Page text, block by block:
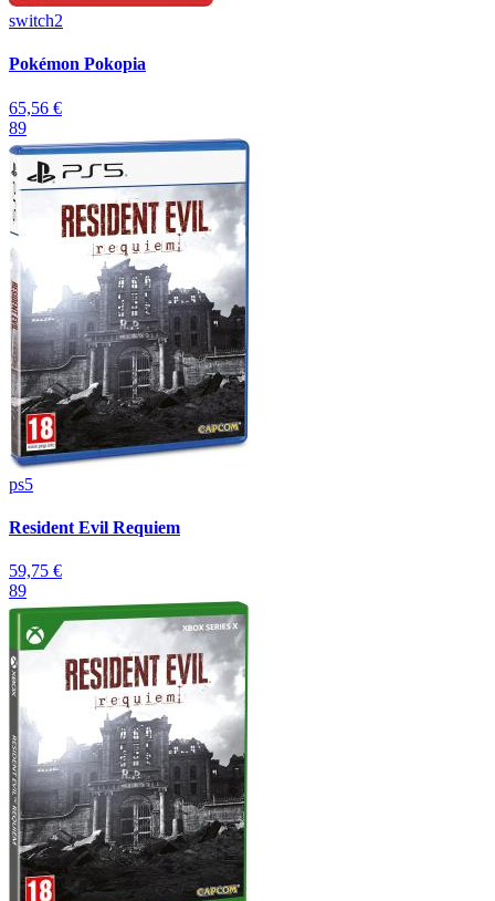
switch2
Pokémon Pokopia
65,56 €
89
ps5
Resident Evil Requiem
59,75 €
89